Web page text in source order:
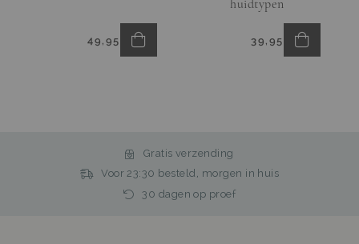
49,95
In
Winkelmand
huidtypen
39,95
In
Gratis verzending
Voor 23:30 besteld, morgen in huis
30 dagen op proef